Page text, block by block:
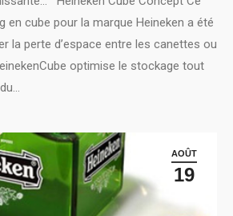
en cube pour la marque Heineken a été
la perte d’espace entre les canettes ou
optimise le stockage tout
AOÛT
19